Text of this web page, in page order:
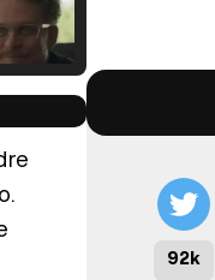
Tráiler Oficial en VOSE 'The Audacity'
92k